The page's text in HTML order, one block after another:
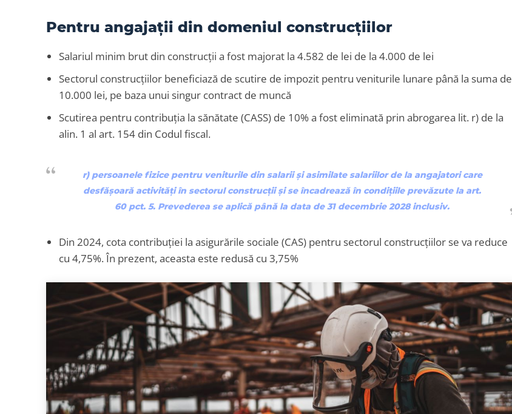
Pentru angajații din domeniul construcțiilor
Salariul minim brut din construcţii a fost majorat la 4.582 de lei de la 4.000 de lei
Sectorul construcțiilor beneficiază de scutire de impozit pentru veniturile lunare până la suma de
10.000 lei, pe baza unui singur contract de muncă
Scutirea pentru contribuția la sănătate (CASS) de 10% a fost eliminată prin abrogarea lit. r) de la
alin. 1 al art. 154 din Codul fiscal.
r) persoanele fizice pentru veniturile din salarii şi asimilate salariilor de la angajatori care
desfăşoară activităţi în sectorul construcţii şi se încadrează în condiţiile prevăzute la art.
60 pct. 5. Prevederea se aplică până la data de 31 decembrie 2028 inclusiv.
Din 2024, cota contribuției la asigurările sociale (CAS) pentru sectorul construcțiilor se va reduce
cu 4,75%. În prezent, aceasta este redusă cu 3,75%